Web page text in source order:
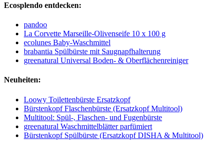
Ecosplendo entdecken:
pandoo
La Corvette Marseille-Olivenseife 10 x 100 g
ecolunes Baby-Waschmittel
brabantia Spülbürste mit Saugnapfhalterung
greenatural Universal Boden- & Oberflächenreiniger
Neuheiten:
Loowy Toilettenbürste Ersatzkopf
Bürstenkopf Flaschenbürste (Ersatzkopf Multitool)
Multitool: Spül-, Flaschen- und Fugenbürste
greenatural Waschmittelblätter parfümiert
Bürstenkopf Spülbürste (Ersatzkopf DISHA & Multitool)